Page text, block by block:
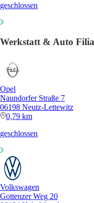
geschlossen
Werkstatt & Auto
Opel
Naundorfer Straße 7
06198 Neutz-Lettewitz
0,79 km
geschlossen
Volkswagen
Gottenzer Weg 20